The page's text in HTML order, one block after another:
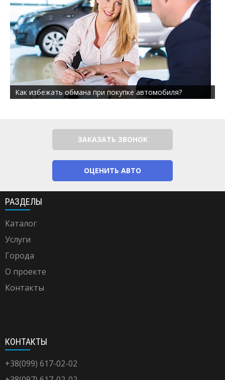
Как избежать обмана при покупке автомобиля?
ЗАКАЗАТЬ ЗВОНОК
ОЦЕНИТЬ АВТО
РАЗДЕЛЫ
Каталог
Услуги
Города
О проекте
Контакты
КОНТАКТЫ
+38(099) 617-02-02